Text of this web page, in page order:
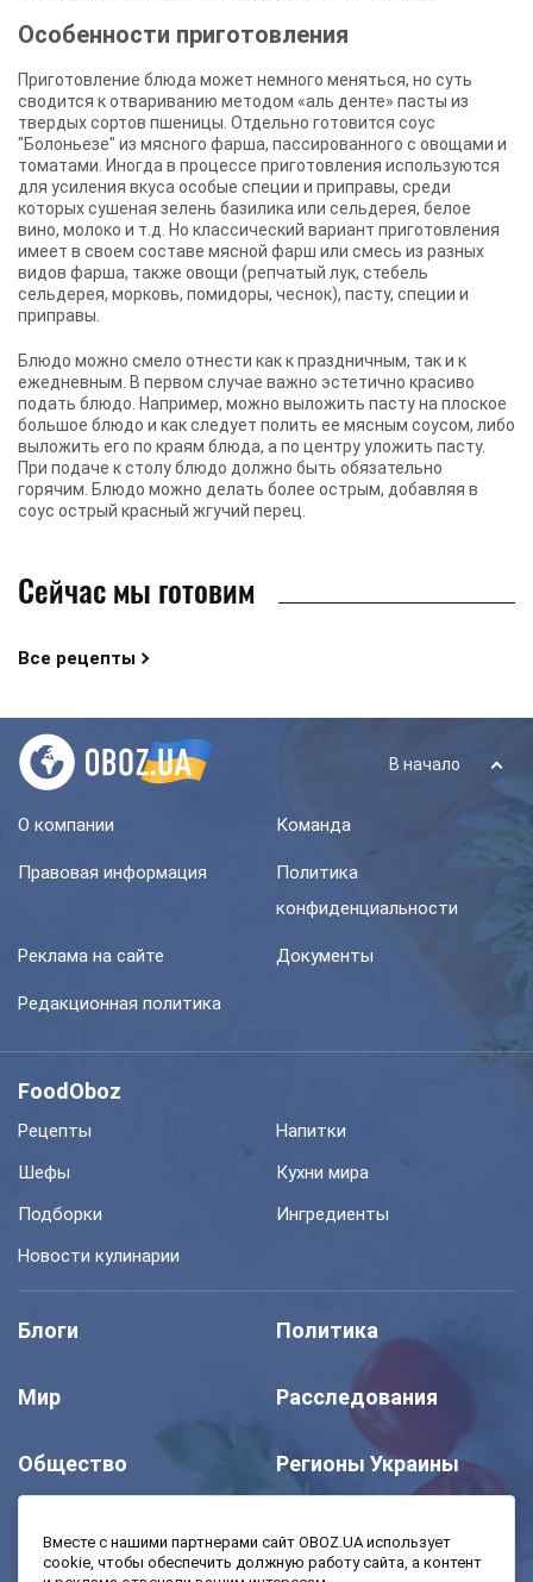
Особенности приготовления
Приготовление блюда может немного меняться, но суть
сводится к отвариванию методом «аль денте» пасты из
твердых сортов пшеницы. Отдельно готовится соус
"Болоньезе" из мясного фарша, пассированного с овощами и
томатами. Иногда в процессе приготовления используются
для усиления вкуса особые специи и приправы, среди
которых сушеная зелень базилика или сельдерея, белое
вино, молоко и т.д. Но классический вариант приготовления
имеет в своем составе мясной фарш или смесь из разных
видов фарша, также овощи (репчатый лук, стебель
сельдерея, морковь, помидоры, чеснок), пасту, специи и
приправы.
Блюдо можно смело отнести как к праздничным, так и к
ежедневным. В первом случае важно эстетично красиво
подать блюдо. Например, можно выложить пасту на плоское
большое блюдо и как следует полить ее мясным соусом, либо
выложить его по краям блюда, а по центру уложить пасту.
При подаче к столу блюдо должно быть обязательно
горячим. Блюдо можно делать более острым, добавляя в
соус острый красный жгучий перец.
Сейчас мы готовим
Все рецепты
В начало
О компании Команда
Правовая информация
Политика
конфиденциальности
Реклама на сайте Документы
Редакционная политика
FoodOboz
Рецепты
Напитки
Шефы
Кухни мира
Подборки
Ингредиенты
Новости кулинарии
Блоги Политика
Мир Расследования
Общество Регионы Украины
Вместе с нашими партнерами сайт OBOZ.UA использует
cookie, чтобы обеспечить должную работу сайта, а контент